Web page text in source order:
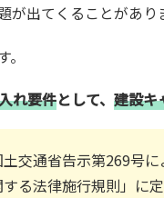
が出てくることがあり
れ要件として、 建設キ
交通省告示第269号
る法律施行規則」に